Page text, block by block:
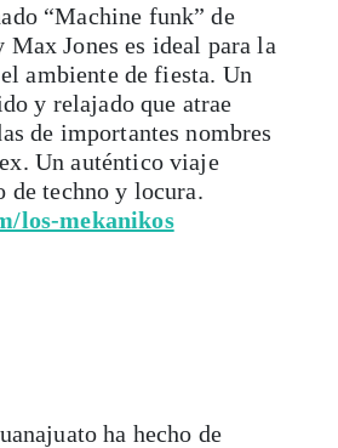
“Machine funk” de
Jones es ideal para la
ambiente de fiesta. Un
y relajado que atrae
de importantes nombres
Un auténtico viaje
de techno y locura.
los-mekanikos
ha hecho de